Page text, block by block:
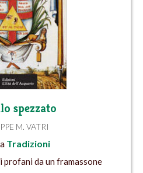
spezzato
M. VATRI
Tradizioni
profani da un framassone